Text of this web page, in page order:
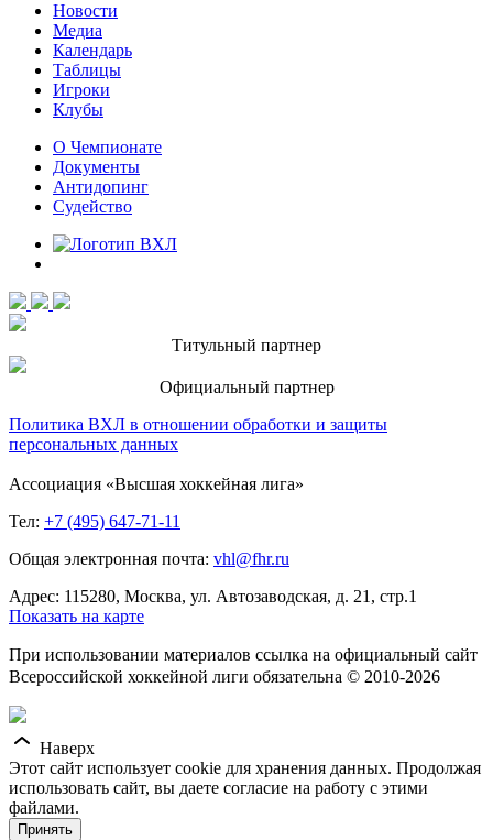
Новости
Медиа
Календарь
Таблицы
Игроки
Клубы
О Чемпионате
Документы
Антидопинг
Судейство
Титульный партнер
Официальный партнер
Политика ВХЛ в отношении обработки и защиты
персональных данных
Ассоциация «Высшая хоккейная лига»
Тел: +7 (495) 647-71-11
Общая электронная почта: vhl@fhr.ru
Адрес: 115280, Москва, ул. Автозаводская, д. 21, стр.1
Показать на карте
При использовании материалов ссылка на официальный сайт
Всероссийской хоккейной лиги обязательна © 2010-2026
Наверх
Этот сайт использует cookie для хранения данных. Продолжая
использовать сайт, вы даете согласие на работу с этими
файлами.
Принять